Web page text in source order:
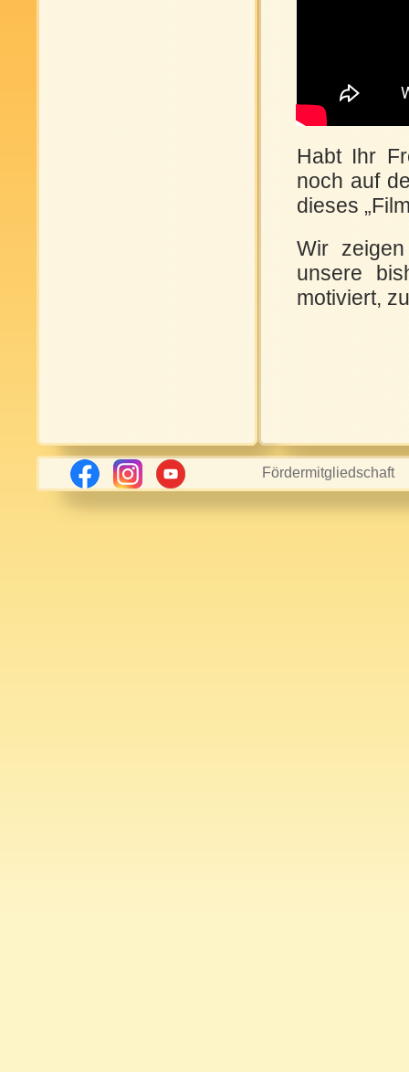
Habt Ihr
noch auf
dieses
Wir
unsere
motiviert,
Fördermitgliedschaft